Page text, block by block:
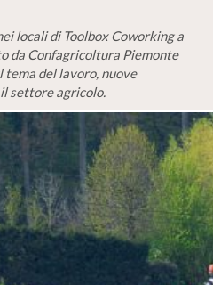
locali di Toolbox Coworking a
da Confagricoltura Piemonte
tema del lavoro, nuove
settore agricolo.